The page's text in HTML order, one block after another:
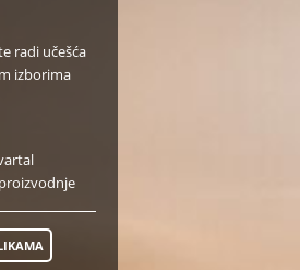
radi učešća
izborima